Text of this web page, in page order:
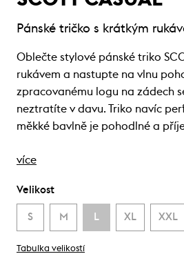
Pánské tričko s krátkým
Oblečte stylové pánské triko
rukávem a nastupte na vlnu
zpracovanému logu na zádech
neztratíte v davu. Triko navíc
měkké bavlně je pohodlné a
více
Velikost
S M L XL XXL
Tabulka velikostí